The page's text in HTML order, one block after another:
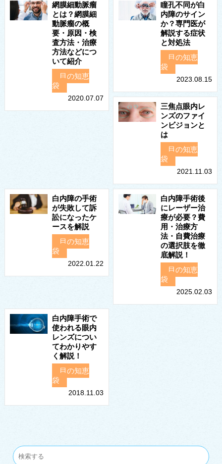
網膜細動脈瘤
とは？網膜細
動脈瘤の概
要・原因・検
査方法・治療
方法などにつ
いて紹介
目の知恵
袋
2020.07.07
瞳孔不同が白
内障のサイン
か？専門医が
解説する症状
と対処法
目の知恵
袋
2023.08.15
三焦点眼内レ
ンズのファイ
ンビジョンと
は
目の知恵
袋
2021.11.03
白内障の手術
が失敗して訴
訟になったケ
ースを解説
目の知恵
袋
2022.01.22
白内障手術後
にレーザー治
療が必要？費
用・治療方
法・自費治療
の選択肢を徹
底解説！
目の知恵
袋
2025.02.03
白内障手術で
使われる眼内
レンズについ
てわかりやす
く解説！
目の知恵
袋
2018.11.03